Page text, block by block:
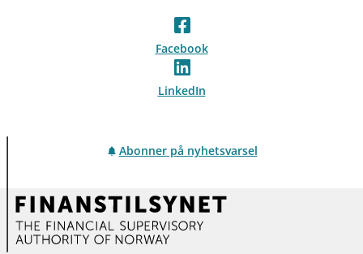
Facebook
LinkedIn
Abonner på nyhetsvarsel